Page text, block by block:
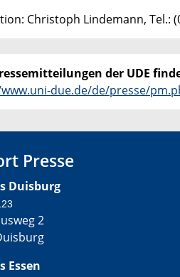
Christoph Lindemann, Tel.:
der UDE
due.de/de/presse/
Presse
Duisburg
2
Essen